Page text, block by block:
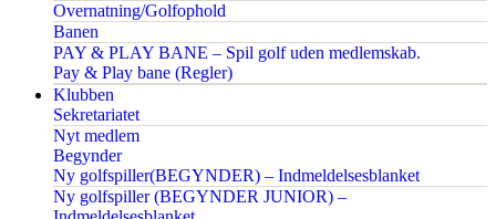
Overnatning/Golfophold
Banen
PAY & PLAY BANE – Spil golf uden medlemskab.
Pay & Play bane (Regler)
Klubben
Sekretariatet
Nyt medlem
Begynder
Ny golfspiller(BEGYNDER) – Indmeldelsesblanket
Ny golfspiller (BEGYNDER JUNIOR) –